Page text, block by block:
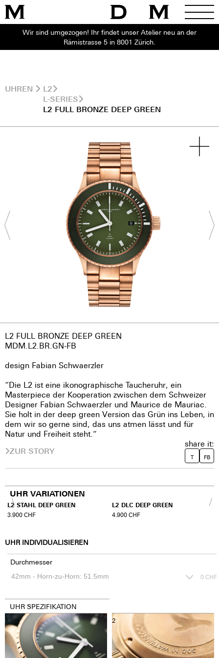
Wir sind umgezogen! Ihr findet unser Atelier neu an der
Rämistrasse 5 in 8001 Zürich.
UHREN
L2
L-SERIES
L2 FULL BRONZE DEEP GREEN
L2 FULL BRONZE DEEP GREEN
MDM.L2.BR.GN-FB
design Fabian Schwaerzler
“Die L2 ist eine ikonographische Taucheruhr, ein
Masterpiece der Kooperation zwischen dem Schweizer
Designer Fabian Schwaerzler und Maurice de Mauriac.
Sie holt in der deep green Version das Grün ins Leben, in
dem wir so gerne sind, das uns atmen lässt und für
Natur und Freiheit steht.”
ZUR STORY
share it:
T FB
UHR VARIATIONEN
L2 STAHL DEEP GREEN
3.900CHF
L2 DLC DEEP GREEN
4.900CHF
UHR INDIVIDUALISIEREN
Durchmesser
0 CHF
UHR SPEZIFIKATION
1 2